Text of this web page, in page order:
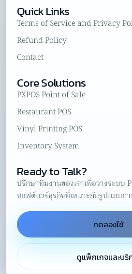
Quick Links
Terms of Service and Privacy
Refund Policy
Contact
Core Solutions
PXPOS Point of Sale
Restaurant POS
Vinyl Printing POS
Inventory System
Ready to Talk?
ปรึกษาทีมงานของเราเพื่อวางระบบ
ซอฟต์แวร์ธุรกิจที่เหมาะกับรูปแบบก
ทดลองใช้
ดูแพ็กเกจและบริ